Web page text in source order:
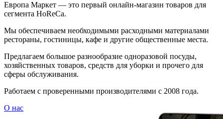
Европа Маркет — это первый онлайн-магазин товаров для
сегмента HoReCa.
Мы обеспечиваем необходимыми расходными материалами
рестораны, гостиницы, кафе и другие общественные места.
Предлагаем большое разнообразие одноразовой посуды,
хозяйственных товаров, средств для уборки и прочего для
сферы обслуживания.
Работаем с проверенными производителями с 2008 года.
О нас